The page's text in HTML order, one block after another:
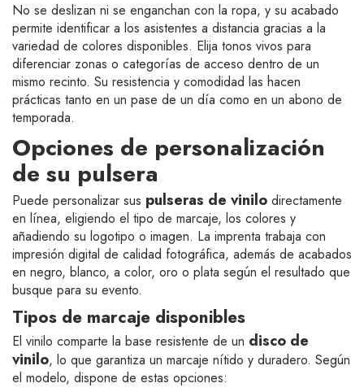
No se deslizan ni se enganchan con la ropa, y su acabado
permite identificar a los asistentes a distancia gracias a la
variedad de colores disponibles. Elija tonos vivos para
diferenciar zonas o categorías de acceso dentro de un
mismo recinto. Su resistencia y comodidad las hacen
prácticas tanto en un pase de un día como en un abono de
temporada.
Opciones de personalización
de su pulsera
Puede personalizar sus pulseras de vinilo directamente
en línea, eligiendo el tipo de marcaje, los colores y
añadiendo su logotipo o imagen. La imprenta trabaja con
impresión digital de calidad fotográfica, además de acabados
en negro, blanco, a color, oro o plata según el resultado que
busque para su evento.
Tipos de marcaje disponibles
El vinilo comparte la base resistente de un disco de
vinilo, lo que garantiza un marcaje nítido y duradero. Según
el modelo, dispone de estas opciones: